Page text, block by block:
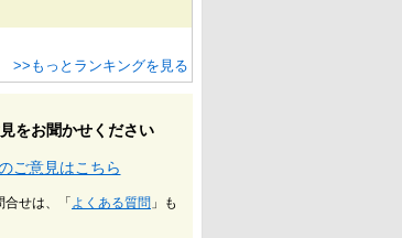
>>もっとランキングを見る
をお聞かせください
ご意見はこちら
せは、「 よくある質問 」も